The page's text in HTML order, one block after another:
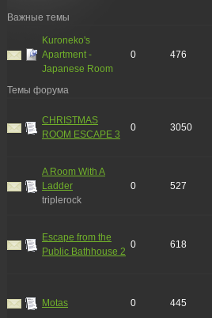
Важные темы
Kuroneko's
Apartment -
Japanese Room
0 476
Темы форума
CHRISTMAS
ROOM ESCAPE 3
0 3050
A Room With A
Ladder
triplerock
0 527
Escape from the
Public Bathhouse 2
0 618
Motas 0 445